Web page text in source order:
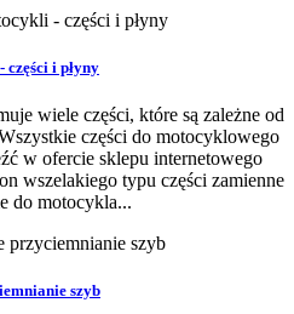
części i płyny
wiele części, które są zależne od
części do motocyklowego
w ofercie sklepu internetowego
wszelakiego typu części zamienne
do motocykla...
szyb